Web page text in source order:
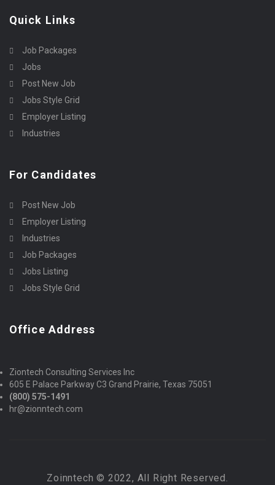
Quick Links
Job Packages
Jobs
Post New Job
Jobs Style Grid
Employer Listing
Industries
For Candidates
Post New Job
Employer Listing
Industries
Job Packages
Jobs Listing
Jobs Style Grid
Office Address
Ziontech Consulting Services Inc
605 E Palace Parkway C3 Grand Prairie, Texas 75051
(800) 575-1491
hr@zionntech.com
Zoinntech © 2022, All Right Reserved.